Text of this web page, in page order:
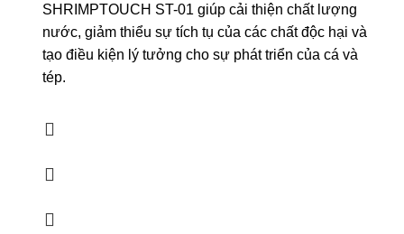
SHRIMPTOUCH ST-01 giúp cải thiện chất lượng
nước, giảm thiểu sự tích tụ của các chất độc hại và
tạo điều kiện lý tưởng cho sự phát triển của cá và
tép.